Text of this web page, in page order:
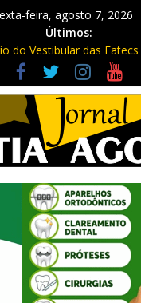
feira, agosto 7, 2026
Últimos:
do Vestibular das
da Grande SP:
entre as últimas do
de cabos em postes
PM recupera
de compras públicas